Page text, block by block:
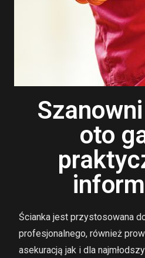
oto
Ścianka jest przystosowana
profesjonalnego, również
asekuracją jak i dla